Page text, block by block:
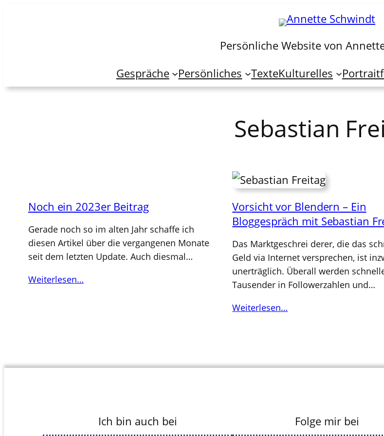
Persönliche Website von
Gespräche
Persönliches TexteKulturelles
Sebastian
Noch ein 2023er Beitrag
Gerade noch so im alten Jahr schaffe ich
diesen Artikel über die vergangenen Monate
seit dem letzten Update. Auch diesmal…
Weiterlesen…
Vorsicht vor Blendern – Ein
Bloggespräch mit Sebastian
Das Marktgeschrei derer, die das
Geld via Internet versprechen, ist
unerträglich. Überall werden
Tausender in Followerzahlen und…
Weiterlesen…
Ich bin auch bei Folge mir bei